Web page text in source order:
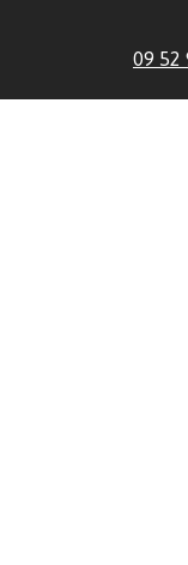
09 52